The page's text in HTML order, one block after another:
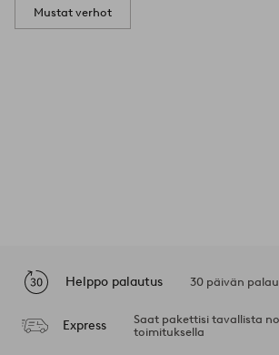
Mustat verhot
Helppo palautus 30 päivän
Express
Saat pakettisi tavallista
toimituksella